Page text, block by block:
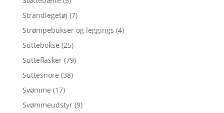
Strandlegetøj (7)
Strømpebukser og leggings (4)
Suttebokse (25)
Sutteflasker (79)
Suttesnore (38)
Svømme (17)
Svømmeudstyr (9)